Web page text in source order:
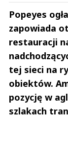
Popeyes
zapowiada
restauracji
tej sieci na
obiektów.
pozycję w
szlakach